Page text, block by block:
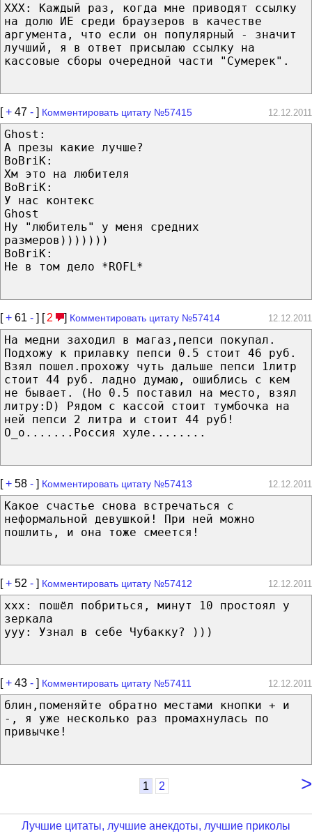
XXX: Каждый раз, когда мне приводят ссылку
на долю ИЕ среди браузеров в качестве
аргумента, что если он популярный - значит
лучший, я в ответ присылаю ссылку на
кассовые сборы очередной части "Сумерек".
[+ 47 - ] Комментировать цитату №57415 12.12.2011
Ghost:
А презы какие лучше?
BoBriK:
Хм это на любителя
BoBriK:
У нас контекс
Ghost
Ну "любитель" у меня средних
размеров)))))))
BoBriK:
Не в том дело *ROFL*
[+ 61 - ] [ 2 ] Комментировать цитату №57414 12.12.2011
На медни заходил в магаз,пепси покупал.
Подхожу к прилавку пепси 0.5 стоит 46 руб.
Взял пошел.прохожу чуть дальше пепси 1литр
стоит 44 руб. ладно думаю, ошиблись с кем
не бывает. (Но 0.5 поставил на место, взял
литру:D) Рядом с кассой стоит тумбочка на
ней пепси 2 литра и стоит 44 руб!
О_о.......Россия хуле........
[+ 58 - ] Комментировать цитату №57413 12.12.2011
Какое счастье снова встречаться с
неформальной девушкой! При ней можно
пошлить, и она тоже смеется!
[+ 52 - ] Комментировать цитату №57412 12.12.2011
xxx: пошёл побриться, минут 10 простоял у
зеркала
yyy: Узнал в себе Чубакку? )))
[+ 43 - ] Комментировать цитату №57411 12.12.2011
блин,поменяйте обратно местами кнопки + и
-, я уже несколько раз промахнулась по
привычке!
>
1 2
Лучшие цитаты, лучшие анекдоты, лучшие приколы